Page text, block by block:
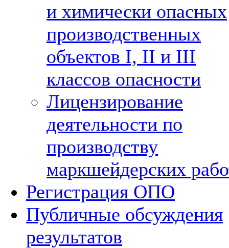
и химически опасных
производственных
объектов I, II и III
классов опасности
Лицензирование
деятельности по
производству
маркшейдерских
Регистрация ОПО
Публичные обсуждения
результатов